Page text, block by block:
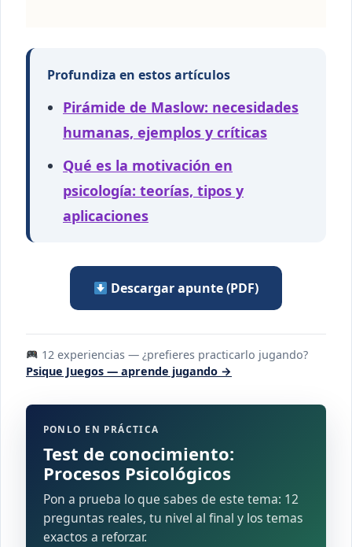
Profundiza en estos artículos
Pirámide de Maslow: necesidades
humanas, ejemplos y críticas
Qué es la motivación en
psicología: teorías, tipos y
aplicaciones
Descargar apunte (PDF)
12 experiencias — ¿prefieres practicarlo jugando?
Psique Juegos — aprende jugando →
PONLO EN PRÁCTICA
Test de conocimiento:
Procesos Psicológicos
Pon a prueba lo que sabes de este tema: 12
preguntas reales, tu nivel al final y los temas
exactos a reforzar.